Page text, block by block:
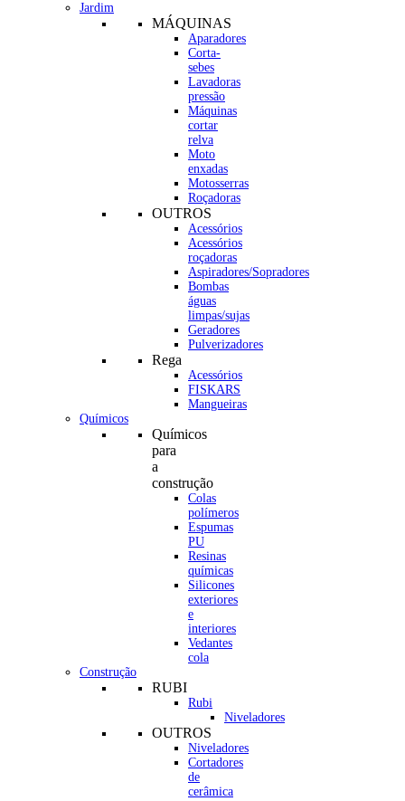
Jardim
MÁQUINAS
Aparadores
Corta-
sebes
Lavadoras
pressão
Máquinas
cortar
relva
Moto
enxadas
Motosserras
Roçadoras
OUTROS
Acessórios
Acessórios
roçadoras
Aspiradores/Sopradores
Bombas
águas
limpas/sujas
Geradores
Pulverizadores
Rega
Acessórios
FISKARS
Mangueiras
Químicos
Químicos
para
a
construção
Colas
polímeros
Espumas
PU
Resinas
químicas
Silicones
exteriores
e
interiores
Vedantes
cola
Construção
RUBI
Rubi
Niveladores
OUTROS
Niveladores
Cortadores
de
cerâmica